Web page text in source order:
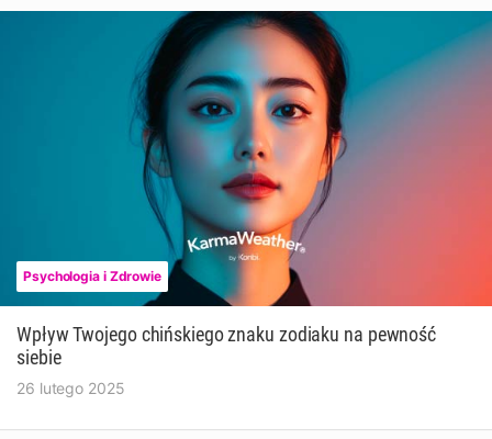
Psychologia i Zdrowie
Wpływ Twojego chińskiego znaku zodiaku na pewność
siebie
26 lutego 2025